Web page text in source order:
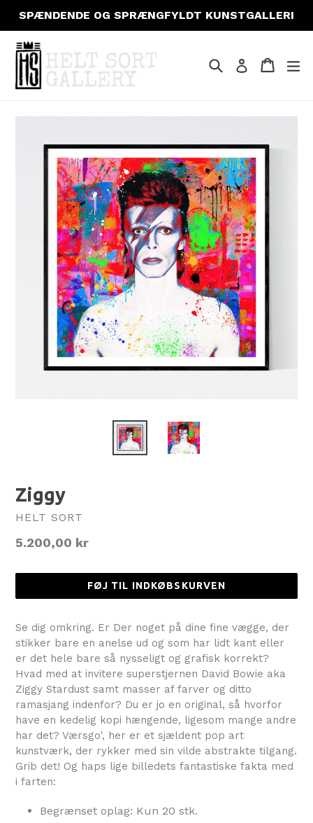
indhold
SPÆNDENDE OG SPRÆNGFYLDT KUNSTGALLERI
Søg Log ind
Ziggy
HELT SORT
Normalpris
5.200,00 kr
FØJ TIL INDKØBSKURVEN
Se dig omkring. Er Der noget på dine fine vægge, der
stikker bare en anelse ud og som har lidt kant eller
er det hele bare så nysseligt og grafisk korrekt?
Hvad med at invitere superstjernen David Bowie aka
Ziggy Stardust samt masser af farver og ditto
ramasjang indenfor? Du er jo en original, så hvorfor
have en kedelig kopi hængende, ligesom mange andre
har det? Værsgo', her er et sjældent pop art
kunstværk, der rykker med sin vilde abstrakte tilgang.
Grib det! Og haps lige billedets fantastiske fakta med
i farten:
Begrænset oplag: Kun 20 stk.